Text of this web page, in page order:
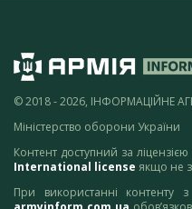
© 2018 - 2026, ІНФОРМАЦІЙНЕ
Міністерство оборони України
Контент доступний за ліцензією
International license якщо не
При використанні контенту